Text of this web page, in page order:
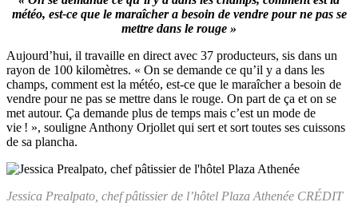
météo, est-ce que le maraîcher a besoin de vendre pour ne pas se
mettre dans le rouge »
Aujourd’hui, il travaille en direct avec 37 producteurs, sis dans un
rayon de 100 kilomètres. « On se demande ce qu’il y a dans les
champs, comment est la météo, est-ce que le maraîcher a besoin de
vendre pour ne pas se mettre dans le rouge. On part de ça et on se
met autour. Ça demande plus de temps mais c’est un mode de
vie ! », souligne Anthony Orjollet qui sert et sort toutes ses cuissons
de sa plancha.
Jessica Prealpato, chef pâtissier de l’hôtel Plaza Athenée CRÉDIT